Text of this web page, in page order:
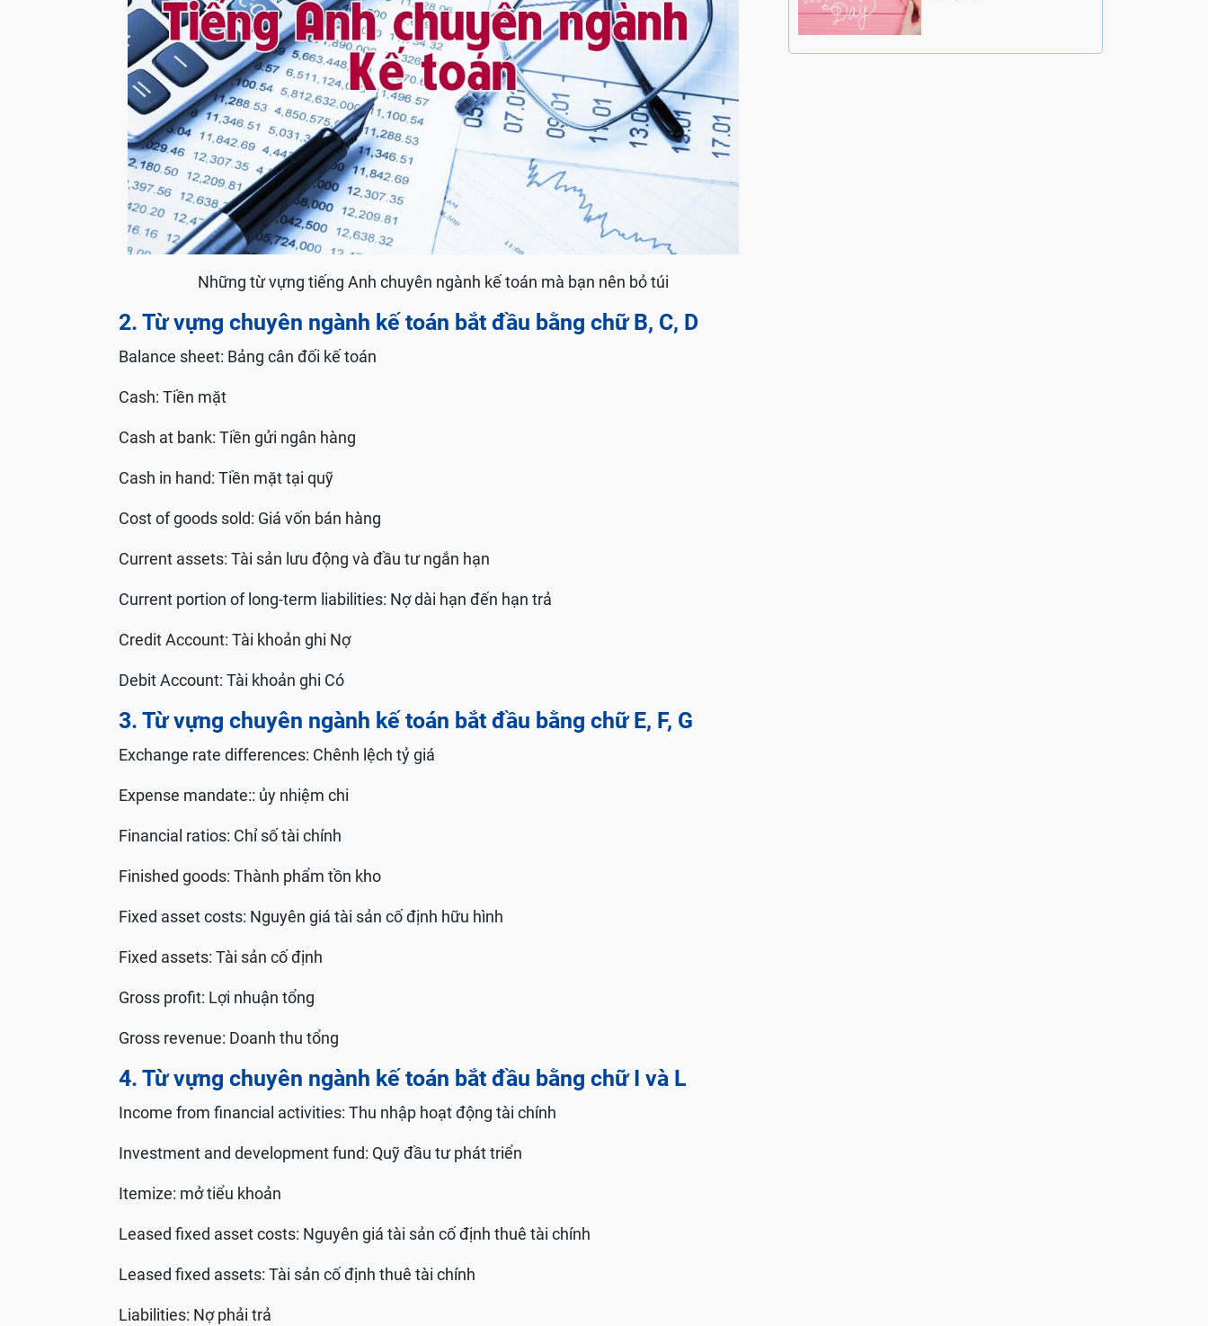
Những từ vựng tiếng Anh chuyên ngành kế toán mà bạn nên bỏ túi
2. Từ vựng chuyên ngành kế toán bắt đầu bằng chữ B, C, D
Balance sheet: Bảng cân đối kế toán
Cash: Tiền mặt
Cash at bank: Tiền gửi ngân hàng
Cash in hand: Tiền mặt tại quỹ
Cost of goods sold: Giá vốn bán hàng
Current assets: Tài sản lưu động và đầu tư ngắn hạn
Current portion of long-term liabilities: Nợ dài hạn đến hạn trả
Credit Account: Tài khoản ghi Nợ
Debit Account: Tài khoản ghi Có
3. Từ vựng chuyên ngành kế toán bắt đầu bằng chữ E, F, G
Exchange rate differences: Chênh lệch tỷ giá
Expense mandate:: ủy nhiệm chi
Financial ratios: Chỉ số tài chính
Finished goods: Thành phẩm tồn kho
Fixed asset costs: Nguyên giá tài sản cố định hữu hình
Fixed assets: Tài sản cố định
Gross profit: Lợi nhuận tổng
Gross revenue: Doanh thu tổng
4. Từ vựng chuyên ngành kế toán bắt đầu bằng chữ I và L
Income from financial activities: Thu nhập hoạt động tài chính
Investment and development fund: Quỹ đầu tư phát triển
Itemize: mở tiểu khoản
Leased fixed asset costs: Nguyên giá tài sản cố định thuê tài chính
Leased fixed assets: Tài sản cố định thuê tài chính
Liabilities: Nợ phải trả